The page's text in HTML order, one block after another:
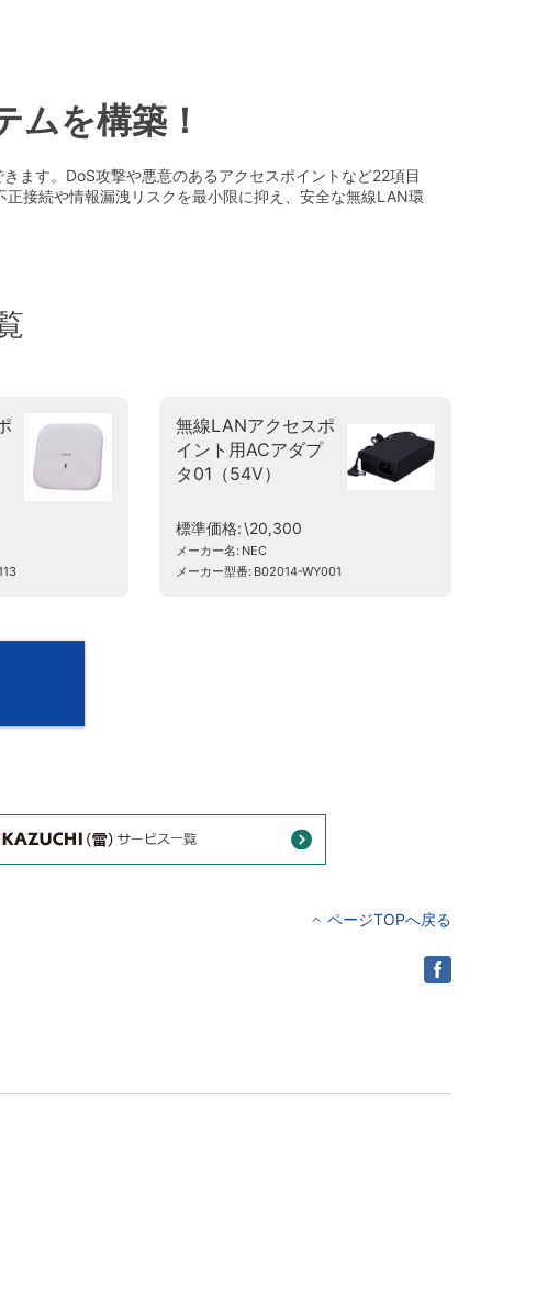
ムを構築！
ます。DoS攻撃や悪意のあるアクセスポイントなど22項目
接続や情報漏洩リスクを最小限に抑え、安全な無線LAN環
無線LANアクセスポ
イント用ACアダプ
タ01（54V）
標準価格 \20,300
メーカー名 NEC
メーカー型番 B02014-WY001
ページTOPへ戻る